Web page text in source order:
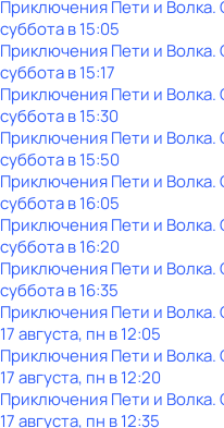
Приключения Пети и Волка.
субботав15:05
Приключения Пети и Волка.
субботав15:17
Приключения Пети и Волка.
субботав15:30
Приключения Пети и Волка.
субботав15:50
Приключения Пети и Волка.
субботав16:05
Приключения Пети и Волка.
субботав16:20
Приключения Пети и Волка.
субботав16:35
Приключения Пети и Волка.
17 августа, пн в 12:05
Приключения Пети и Волка.
17 августа, пн в 12:20
Приключения Пети и Волка.
17 августа, пн в 12:35